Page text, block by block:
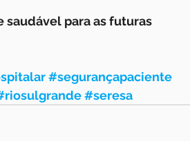
para as futuras
#segurançapaciente
#seresa